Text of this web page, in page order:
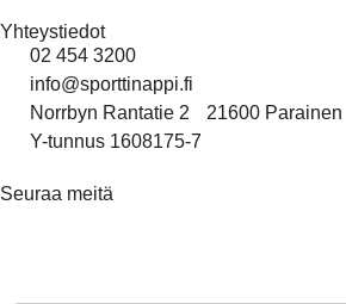
Yhteystiedot
02 454 3200
info@sporttinappi.fi
Norrbyn Rantatie 2 21600 Parainen
Y-tunnus 1608175-7
Seuraa meitä